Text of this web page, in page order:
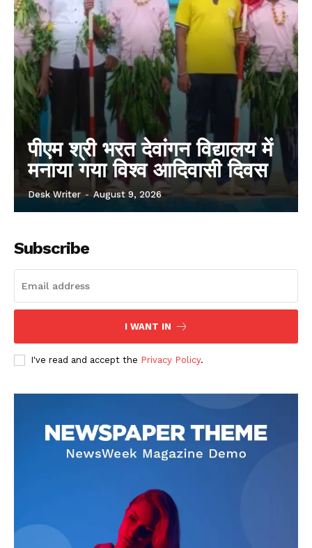
पीएम श्री भरत देवांगन विद्यालय में
मनाया गया विश्व आदिवासी दिवस
Desk Writer - August 9, 2026
Subscribe
I WANT IN
I've read and accept the Privacy Policy.